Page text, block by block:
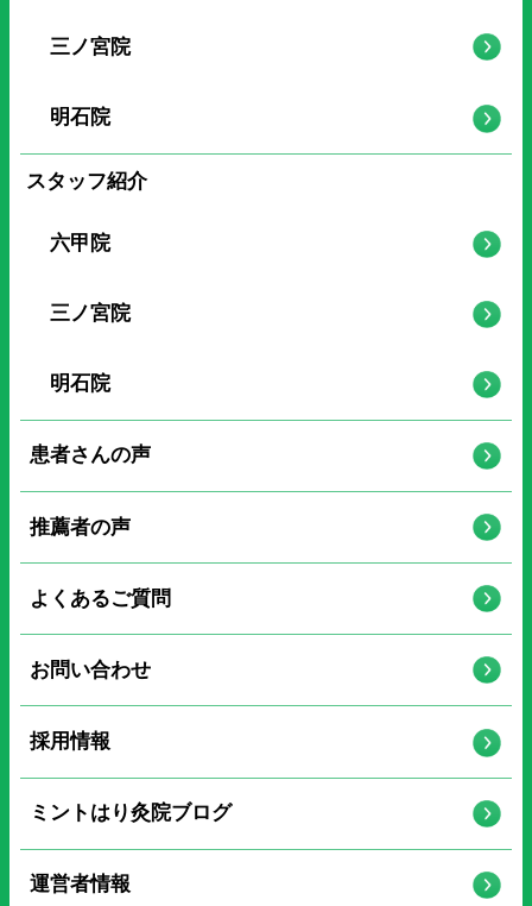
三ノ宮院
明石院
スタッフ紹介
六甲院
三ノ宮院
明石院
患者さんの声
推薦者の声
よくあるご質問
お問い合わせ
採用情報
ミントはり灸院ブログ
運営者情報